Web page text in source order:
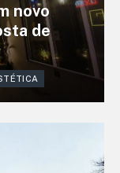
novo
de